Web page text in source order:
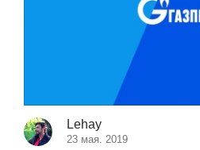
Lehay
23 мая. 2019